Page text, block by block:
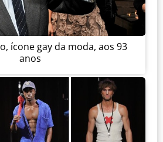
ícone gay da moda, aos 93
anos